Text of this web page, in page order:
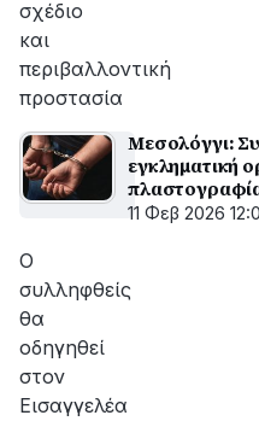
σχέδιο
και
περιβαλλοντική
προστασία
Μεσολόγγι:
εγκληματική
11 Φεβ 2026
Ο
συλληφθείς
θα
οδηγηθεί
στον
Εισαγγελέα